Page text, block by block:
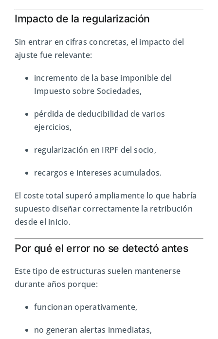
Impacto de la regularización
Sin entrar en cifras concretas, el impacto del
ajuste fue relevante:
incremento de la base imponible del
Impuesto sobre Sociedades,
pérdida de deducibilidad de varios
ejercicios,
regularización en IRPF del socio,
recargos e intereses acumulados.
El coste total superó ampliamente lo que habría
supuesto diseñar correctamente la retribución
desde el inicio.
Por qué el error no se detectó antes
Este tipo de estructuras suelen mantenerse
durante años porque:
funcionan operativamente,
no generan alertas inmediatas,